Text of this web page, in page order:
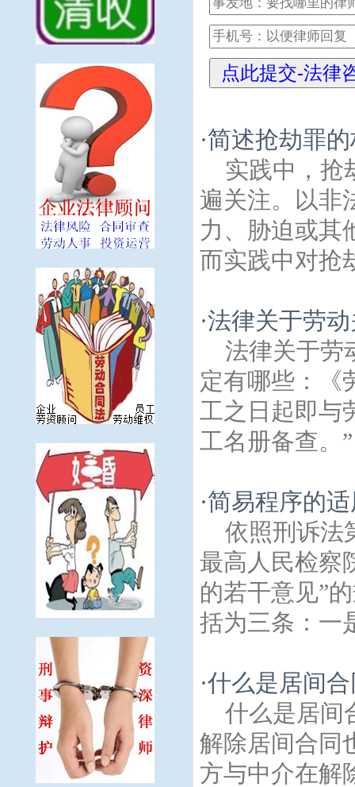
·简述抢劫罪
实践中，抢
遍关注。以非
力、胁迫或其
而实践中对抢
·法律关于劳
法律关于劳
定有哪些：《
工之日起即与
工名册备查。
·简易程序的
依照刑诉法
最高人民检察
的若干意见”
括为三条：一
·什么是居间
什么是居间
解除居间合同
方与中介在解